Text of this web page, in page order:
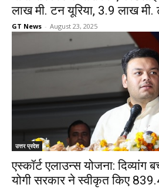
लाख मी. टन यूरिया, 3.9 लाख मी.
GT News - August 23, 2025
उत्तर प्रदेश
एस्कॉर्ट एलाउन्स योजना: दिव्यांग
योगी सरकार ने स्वीकृत किए